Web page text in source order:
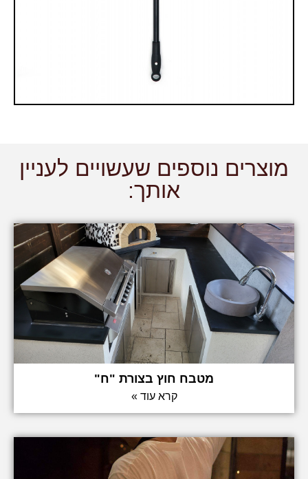
מוצרים נוספים שעשויים לעניין
אותך:
מטבח חוץ בצורת "ח"
קרא עוד »